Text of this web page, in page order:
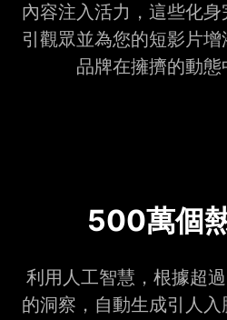
內容注入活力，這些化
引觀眾並為您的短影片
品牌在擁擠的動態
500萬個
利用人工智慧，根據超
的洞察，自動生成引人